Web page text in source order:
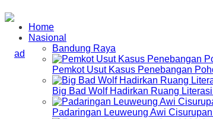
Home
Nasional
Bandung Raya
Pemkot Usut Kasus Penebangan
Big Bad Wolf Hadirkan Ruang
Padaringan Leuweung Awi